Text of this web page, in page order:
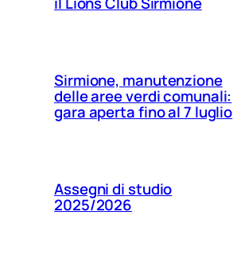
Sirmione, manutenzione
delle aree verdi comunali:
gara aperta fino al 7 luglio
Assegni di studio
2025/2026